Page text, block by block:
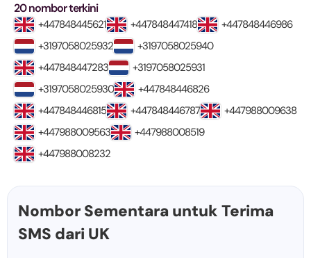
20 nombor terkini
+447848445621 +447848447418
+447848446986
+3197058025932
+3197058025940
+447848447283
+3197058025931
+3197058025930
+447848446826
+447848446815
+447848446787
+447988009638
+447988009563
+447988008519
+447988008232
Nombor Sementara untuk Terima
SMS dari UK